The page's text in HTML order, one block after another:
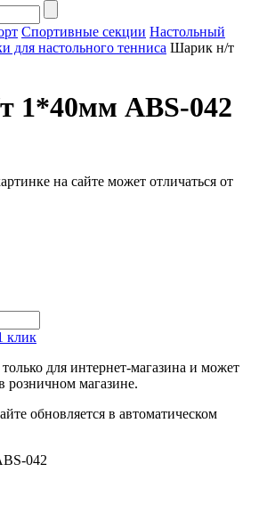
Спортивные секции Настольный
для настольного тенниса Шарик н/т
1*40мм ABS-042
на сайте может отличаться от
клик
для интернет-магазина и может
розничном магазине.
обновляется в автоматическом
042